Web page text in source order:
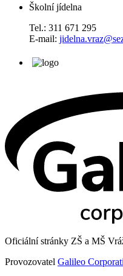
Školní jídelna
Tel.: 311 671 295
E-mail:
Oficiální stránky ZŠ a MŠ
Provozovatel Galileo